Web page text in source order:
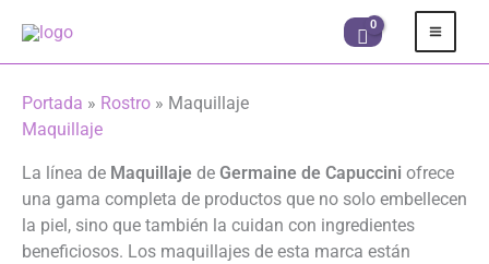
contenido
Portada » Rostro » Maquillaje
Maquillaje
La línea de Maquillaje de Germaine de Capuccini ofrece
una gama completa de productos que no solo embellecen
la piel, sino que también la cuidan con ingredientes
beneficiosos. Los maquillajes de esta marca están